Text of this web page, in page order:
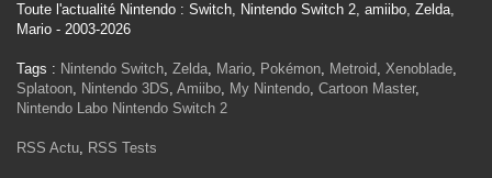
Toute l'actualité Nintendo : Switch, Nintendo Switch 2, amiibo, Zelda,
Mario - 2003-2026
Tags : Nintendo Switch, Zelda, Mario, Pokémon, Metroid, Xenoblade,
Splatoon, Nintendo 3DS, Amiibo, My Nintendo, Cartoon Master,
Nintendo Labo Nintendo Switch 2
RSS Actu, RSS Tests